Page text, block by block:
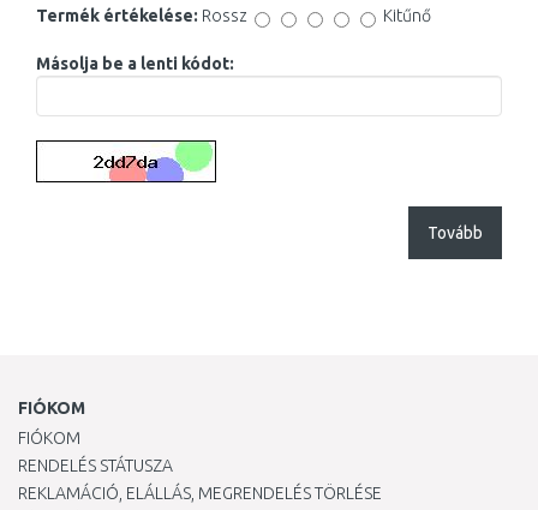
Termék értékelése: Rossz Kitűnő
Másolja be a lenti kódot:
Tovább
FIÓKOM
FIÓKOM
RENDELÉS STÁTUSZA
REKLAMÁCIÓ, ELÁLLÁS, MEGRENDELÉS TÖRLÉSE